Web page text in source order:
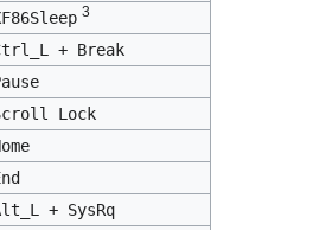
3
+ Break
Lock
+ SysRq